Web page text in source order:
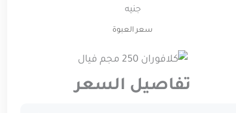
جنيه
سعر العبوة
تفاصيل السعر